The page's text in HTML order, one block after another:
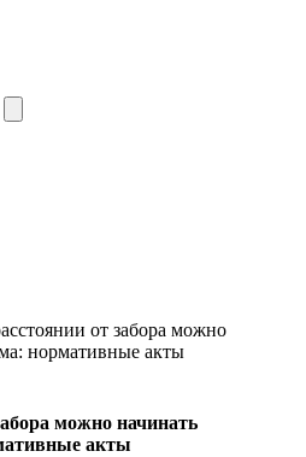
от забора можно
нормативные акты
можно начинать
акты